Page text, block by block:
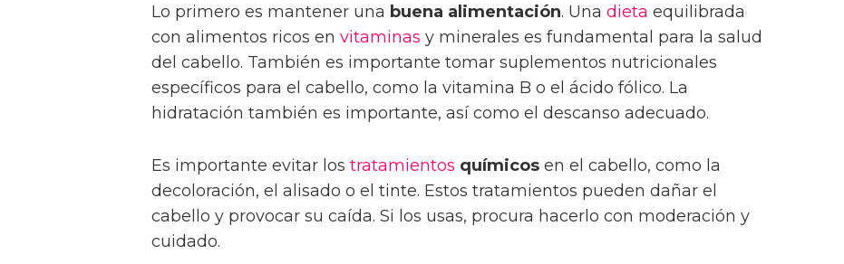
Lo primero es mantener una buena alimentación. Una dieta equilibrada
con alimentos ricos en vitaminas y minerales es fundamental para la salud
del cabello. También es importante tomar suplementos nutricionales
específicos para el cabello, como la vitamina B o el ácido fólico. La
hidratación también es importante, así como el descanso adecuado.
Es importante evitar los tratamientos químicos en el cabello, como la
decoloración, el alisado o el tinte. Estos tratamientos pueden dañar el
cabello y provocar su caída. Si los usas, procura hacerlo con moderación y
cuidado.